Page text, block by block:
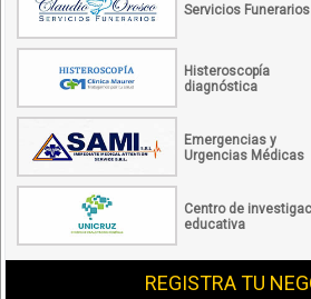
Servicios Funerarios
Histeroscopía
diagnóstica
Emergencias y
Urgencias Médicas
Centro de
educativa
REGISTRA TU